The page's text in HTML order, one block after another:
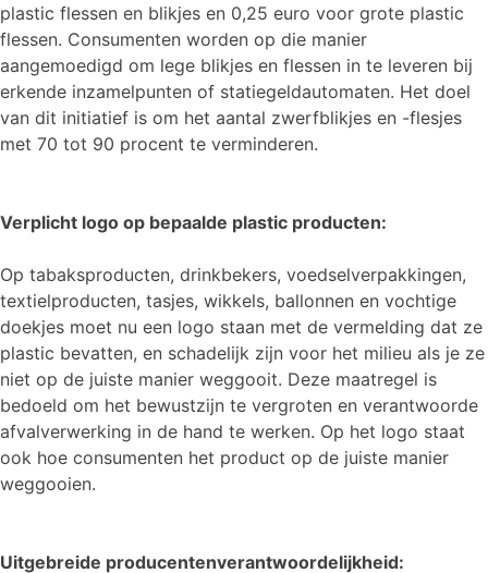
plastic flessen en blikjes en 0,25 euro voor grote plastic
flessen. Consumenten worden op die manier
aangemoedigd om lege blikjes en flessen in te leveren bij
erkende inzamelpunten of statiegeldautomaten. Het doel
van dit initiatief is om het aantal zwerfblikjes en -flesjes
met 70 tot 90 procent te verminderen.
Verplicht logo op bepaalde plastic producten:
Op tabaksproducten, drinkbekers, voedselverpakkingen,
textielproducten, tasjes, wikkels, ballonnen en vochtige
doekjes moet nu een logo staan met de vermelding dat ze
plastic bevatten, en schadelijk zijn voor het milieu als je ze
niet op de juiste manier weggooit. Deze maatregel is
bedoeld om het bewustzijn te vergroten en verantwoorde
afvalverwerking in de hand te werken. Op het logo staat
ook hoe consumenten het product op de juiste manier
weggooien.
Uitgebreide producentenverantwoordelijkheid: